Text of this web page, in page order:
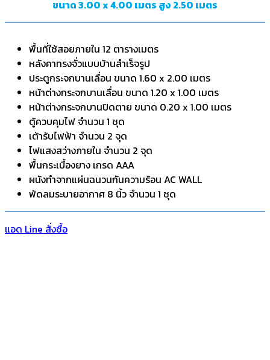
ขนาด 3.00 x 4.00 เมตร สูง 2.50 เมตร
พื้นที่ใช้สอยภายใน 12 ตารางเมตร
หลังคาทรงจั่วแบบบ้านสำเร็จรูป
ประตูกระจกบานเลื่อน ขนาด 1.60 x 2.00 เมตร
หน้าต่างกระจกบานเลื่อน ขนาด 1.20 x 1.00 เมตร
หน้าต่างกระจกบานปิดตาย ขนาด 0.20 x 1.00 เมตร
ตู้ควบคุมไฟ จำนวน 1 ชุด
เต้ารับไฟฟ้า จำนวน 2 จุด
ไฟแสงสว่างภายใน จำนวน 2 จุด
พื้นกระเบื้องยาง เกรด AAA
ผนังทำจากแผ่นฉนวนกันความร้อน AC WALL
พัดลมระบายอากาศ 8 นิ้ว จำนวน 1 ชุด
แอด Line สั่งซื้อ